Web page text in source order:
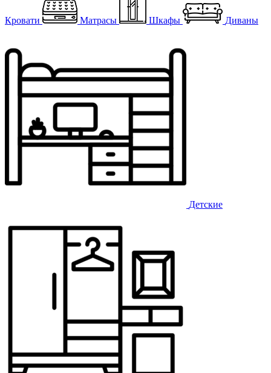
Кровати Матрасы Шкафы Диваны
Детские